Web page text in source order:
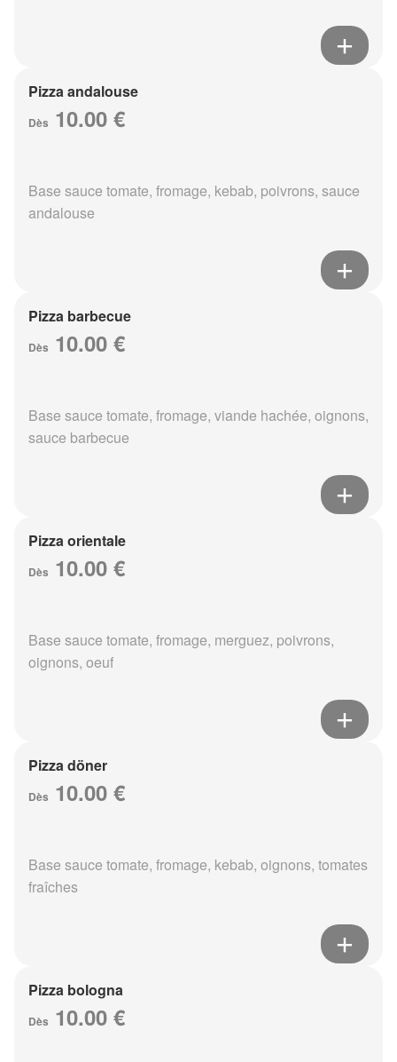
Pizza andalouse
Dès 10.00 €
Base sauce tomate, fromage, kebab, poivrons, sauce
andalouse
Pizza barbecue
Dès 10.00 €
Base sauce tomate, fromage, viande hachée, oignons,
sauce barbecue
Pizza orientale
Dès 10.00 €
Base sauce tomate, fromage, merguez, poivrons,
oignons, oeuf
Pizza döner
Dès 10.00 €
Base sauce tomate, fromage, kebab, oignons, tomates
fraîches
Pizza bologna
Dès 10.00 €